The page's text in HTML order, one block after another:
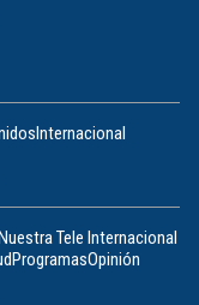
Internacional
Tele Internacional
ProgramasOpinión